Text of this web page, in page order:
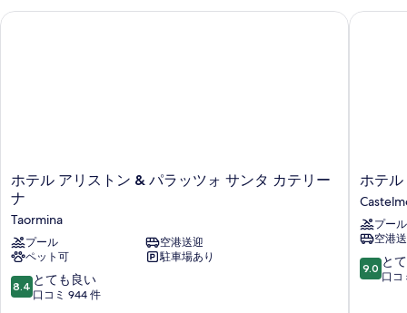
写
細
ホ
テ
ル
ア
リ
ス
ト
ン
ホテル アリストン & パラッツォ サンタ カテリー
ナ
Taormina
プール
空港送迎
ペット可
駐車場あり
10
段
8.4 とても良い
口コミ 944 件
ホテル アリストン & パラッツォ サンタ カテリーナ
ホ
テ
ル
ヴ
ィ
ラ
ソ
ホテル
プール
空港
10
段
9.0 と
口コ
ホテル